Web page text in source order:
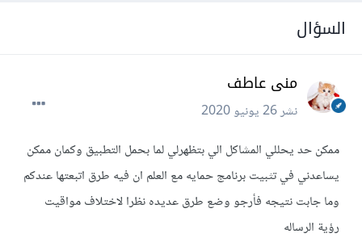
السؤال
منى عاطف
نشر26 يونيو 2020
ممكن حد يحللي المشاكل الي بتظهرلي لما بحمل التطبيق وكمان ممكن
يساعدني في تثبيت برنامج حمايه مع العلم ان فيه طرق اتبعتها عندكم
وما جابت نتيجه فأرجو وضع طرق عديده نظرا لاختلاف مواقيت
رؤية الرساله